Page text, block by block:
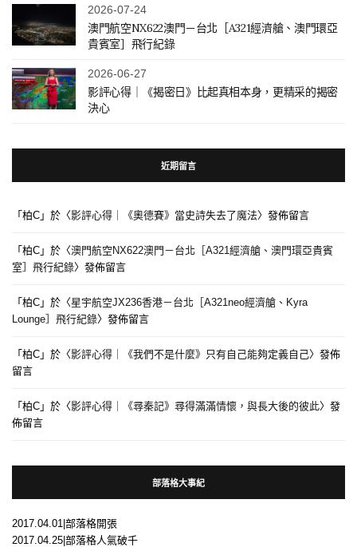
2026-07-24
澳門航空NX622澳門－台北［A321經濟艙、澳門環亞
貴賓室］飛行紀錄
2026-06-27
影評心得｜《揭密日》比起真相本身，更精采的揭密
決心
近期留言
「 柏C 」於〈影評心得｜《奧德賽》當史詩失去了魔法〉發佈留言
「 柏C 」於〈澳門航空NX622澳門－台北［A321經濟艙、澳門環亞貴賓
室］飛行紀錄〉發佈留言
「 柏C 」於〈星宇航空JX236香港－台北［A321neo經濟艙、Kyra
Lounge］飛行紀錄〉發佈留言
「 柏C 」於〈影評心得｜《我們不是什麼》只有自己能夠定義自己〉發佈
留言
「 柏C 」於〈影評心得｜《尋秦記》尋得滿滿情懷，與長大後的彼此〉發
佈留言
部落格大事紀
2017.04.01|部落格開張
2017.04.25|部落格人氣破千